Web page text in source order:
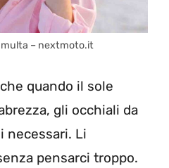
multa – nextmoto.it
quando il sole
gli occhiali da
necessari. Li
pensarci troppo.